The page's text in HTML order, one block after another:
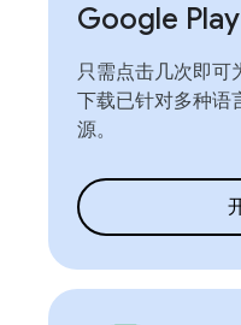
Google
只需点击几次即可
下载已针对多种语
源。